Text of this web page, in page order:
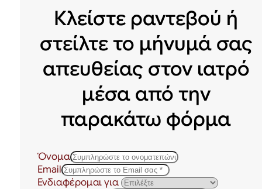
Κλείστε ραντεβού ή
στείλτε το μήνυμά σας
απευθείας στον ιατρό
μέσα από την
παρακάτω φόρμα
Όνομα
Email
Ενδιαφέρομαι για